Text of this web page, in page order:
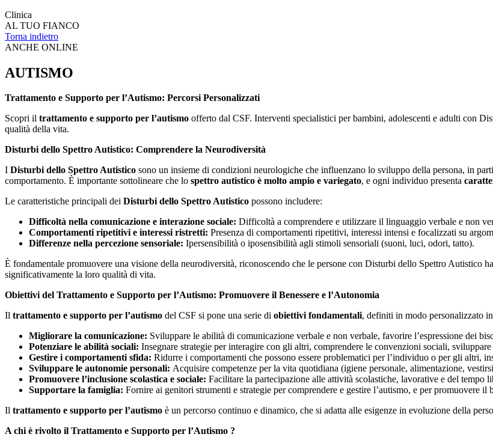
Clinica
AL TUO FIANCO
Torna indietro
ANCHE ONLINE
AUTISMO
Trattamento e Supporto per l’Autismo: Percorsi Personalizzati
Scopri il trattamento e supporto per l’autismo offerto dal CSF. Interventi specialistici per bambini, adolescenti e adulti con
qualità della vita.
Disturbi dello Spettro Autistico: Comprendere la Neurodiversità
I Disturbi dello Spettro Autistico sono un insieme di condizioni neurologiche che influenzano lo sviluppo della persona, in
comportamento. È importante sottolineare che lo spettro autistico è molto ampio e variegato, e ogni individuo presenta
Le caratteristiche principali dei Disturbi dello Spettro Autistico possono includere:
Difficoltà nella comunicazione e interazione sociale: Difficoltà a comprendere e utilizzare il linguaggio verbale e non
Comportamenti ripetitivi e interessi ristretti: Presenza di comportamenti ripetitivi, interessi intensi e focalizzati su
Differenze nella percezione sensoriale: Ipersensibilità o iposensibilità agli stimoli sensoriali (suoni, luci, odori, tatto).
È fondamentale promuovere una visione della neurodiversità, riconoscendo che le persone con Disturbi dello Spettro Autistico
significativamente la loro qualità di vita.
Obiettivi del Trattamento e Supporto per l’Autismo: Promuovere il Benessere e l’Autonomia
Il trattamento e supporto per l’autismo del CSF si pone una serie di obiettivi fondamentali, definiti in modo personalizzato
Migliorare la comunicazione: Sviluppare le abilità di comunicazione verbale e non verbale, favorire l’espressione dei
Potenziare le abilità sociali: Insegnare strategie per interagire con gli altri, comprendere le convenzioni sociali,
Gestire i comportamenti sfida: Ridurre i comportamenti che possono essere problematici per l’individuo o per gli altri,
Sviluppare le autonomie personali: Acquisire competenze per la vita quotidiana (igiene personale, alimentazione,
Promuovere l’inclusione scolastica e sociale: Facilitare la partecipazione alle attività scolastiche, lavorative e del tempo
Supportare la famiglia: Fornire ai genitori strumenti e strategie per comprendere e gestire l’autismo, e per promuovere
Il trattamento e supporto per l’autismo è un percorso continuo e dinamico, che si adatta alle esigenze in evoluzione della
A chi è rivolto il Trattamento e Supporto per l’Autismo ?